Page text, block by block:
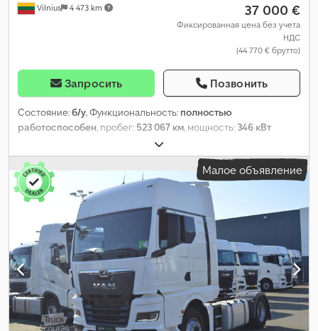
Vilnius 4 473 km 37 000 €
Фиксированная цена без учета
НДС
(44 770 € брутто)
Запросить Позвонить
Состояние:б/у, Функциональность: полностью
работоспособен, пробег: 523 067 км, мощность: 346 кВт
, первая регистрация:
дизель, общий вес:8 088 кг, конфигурация осей:4x2,
колесная база:
, цвет:
, тип передачи:
автоматический
, класс выбросов: Евро 6, Год выпуска:
количество цилиндров:
, объём двигателя:
положение рулевого колеса: левый, Оборудование:
гидроусилитель руля, полная сервисная история
Большой объем кабины с высокой крышей GX Аккумулятор,
12 В, 230 Ач, 2 шт., необслуживаемый Дизельный двигатель
MAN D2676 LFAI, мощность 346 кВт (470 л.с.), крутящий момент
2400 Нм, Евро 6е MAN ТипМатик 14.27 ДД
Усовершенствованная система помощи при экстренном
торможении (EBA) Dcedpeznlz Tsfx Ai Iok Комфорт водителя
Малое объявление